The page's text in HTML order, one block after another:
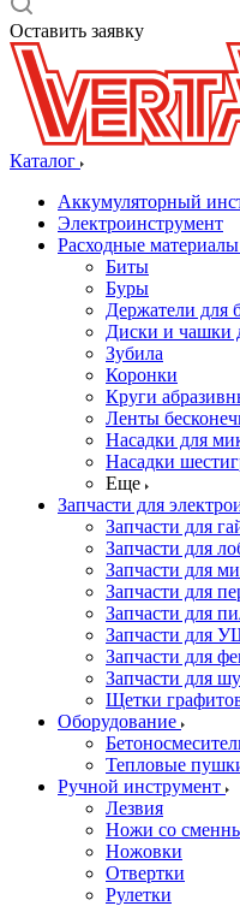
Оставить заявку
Каталог
Аккумуляторный
Электроинструмент
Расходные материалы
Биты
Буры
Держатели для
Диски и
Зубила
Коронки
Круги
Ленты
Насадки для
Насадки
Еще
Запчасти для
Запчасти для
Запчасти для
Запчасти для
Запчасти для
Запчасти для
Запчасти для
Запчасти для
Запчасти для
Щетки
Оборудование
Тепловые
Ручной инструмент
Лезвия
Ножи со
Ножовки
Отвертки
Рулетки